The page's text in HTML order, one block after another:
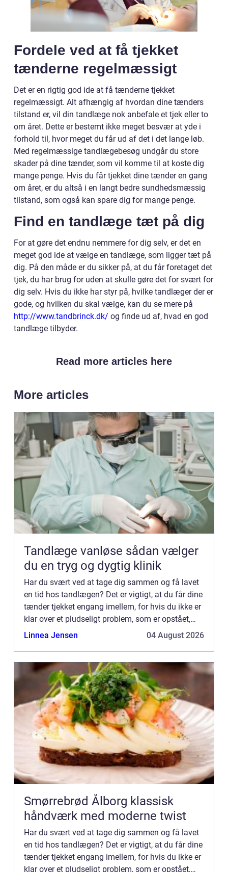
Fordele ved at få tjekket
tænderne regelmæssigt
Det er en rigtig god ide at få tænderne tjekket
regelmæssigt. Alt afhængig af hvordan dine tænders
tilstand er, vil din tandlæge nok anbefale et tjek eller to
om året. Dette er bestemt ikke meget besvær at yde i
forhold til, hvor meget du får ud af det i det lange løb.
Med regelmæssige tandlægebesøg undgår du store
skader på dine tænder, som vil komme til at koste dig
mange penge. Hvis du får tjekket dine tænder en gang
om året, er du altså i en langt bedre sundhedsmæssig
tilstand, som også kan spare dig for mange penge.
Find en tandlæge tæt på dig
For at gøre det endnu nemmere for dig selv, er det en
meget god ide at vælge en tandlæge, som ligger tæt på
dig. På den måde er du sikker på, at du får foretaget det
tjek, du har brug for uden at skulle gøre det for svært for
dig selv. Hvis du ikke har styr på, hvilke tandlæger der er
gode, og hvilken du skal vælge, kan du se mere på
http://www.tandbrinck.dk/ og finde ud af, hvad en god
tandlæge tilbyder.
Read more articles here
More articles
Tandlæge vanløse sådan vælger
du en tryg og dygtig klinik
Har du svært ved at tage dig sammen og få lavet
en tid hos tandlægen? Det er vigtigt, at du får dine
tænder tjekket engang imellem, for hvis du ikke er
klar over et pludseligt problem, som er opstået,
bliver det både ubehageligt for dig men også for ...
Linnea Jensen 04 August 2026
Smørrebrød Ålborg klassisk
håndværk med moderne twist
Har du svært ved at tage dig sammen og få lavet
en tid hos tandlægen? Det er vigtigt, at du får dine
tænder tjekket engang imellem, for hvis du ikke er
klar over et pludseligt problem, som er opstået,